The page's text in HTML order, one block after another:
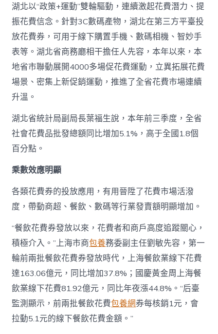
湖北以“政策+運動”雙輪驅動，連續激起花費潛力、提
振花費信念。針對3C數碼產物，湖北在第三方平臺投
放花費券，可用于線下購置手機、數碼相機、智妙手
表等。湖北省商務廳相干擔任人先容，本年以來，本
地省市聯動展開4000多場促花費運動，立異拓展花費
場景、密集上新促銷運動，推進了全省花費市場連續
升溫。
湖北省統計局副局長葉福生說，本年前三季度，全省
社會花費品批發總額同比增加5.1%，高于全國1.8個
百分點。
乘數效應明顯
各類花費券的投放應用，有用晉陞了花費市場活潑
度，帶動商超、餐飲、數碼等行業發賣額明顯增加。
“餐飲花費券發放以來，花費者和商戶高度追蹤關心，
積極介入。”上海市商包養務委副主任劉敏先容，第一
輪前兩批餐飲花費券發放時代，上海餐飲業線下花費
達163.06億元，同比增加37.8%；國慶黃金周上海餐
飲業線下花費81.92億元，同比年夜漲44.8%。“后臺
監測顯示，前兩批餐飲花費包養網券每核銷1元，會
拉動5.1元的線下餐飲花費金額。”